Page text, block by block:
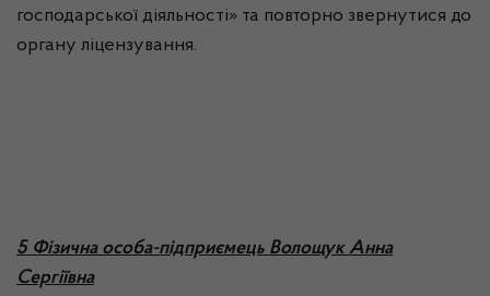
господарської діяльності» та повторно звернутися до
органу ліцензування.
5 Фізична особа-підприємець Волощук Анна
Сергіївна